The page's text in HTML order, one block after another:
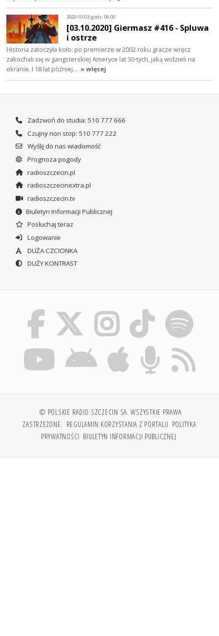
2020-10-03, godz. 06:00
[03.10.2020] Giermasz #416 - Spluwa
i ostrze
Historia zatoczyła koło: po premierze w 2002 roku gracze wręcz
zakochali się w gangsterskiej Ameryce lat 30-tych, jaką widzieli na
ekranie. I 18 lat później… » więcej
Zadzwoń do studia: 510 777 666
Czujny non stop: 510 777 222
Wyślij do nas wiadomość
Prognoza pogody
radioszczecin.pl
radioszczecinextra.pl
radioszczecin.tv
Biuletyn Informacji Publicznej
Posłuchaj teraz
Logowanie
DUŻA CZCIONKA
DUŻY KONTRAST
© POLSKIE RADIO SZCZECIN SA. WSZYSTKIE PRAWA
ZASTRZEŻONE. REGULAMIN KORZYSTANIA Z PORTALU POLITYKA
PRYWATNOŚCI BIULETYN INFORMACJI PUBLICZNEJ